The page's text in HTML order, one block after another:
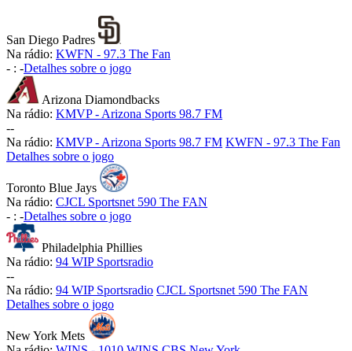
San Diego Padres
Na rádio: KWFN - 97.3 The Fan
- : -Detalhes sobre o jogo
Arizona Diamondbacks
Na rádio: KMVP - Arizona Sports 98.7 FM
--
Na rádio: KMVP - Arizona Sports 98.7 FM KWFN - 97.3 The Fan
Detalhes sobre o jogo
Toronto Blue Jays
Na rádio: CJCL Sportsnet 590 The FAN
- : -Detalhes sobre o jogo
Philadelphia Phillies
Na rádio: 94 WIP Sportsradio
--
Na rádio: 94 WIP Sportsradio CJCL Sportsnet 590 The FAN
Detalhes sobre o jogo
New York Mets